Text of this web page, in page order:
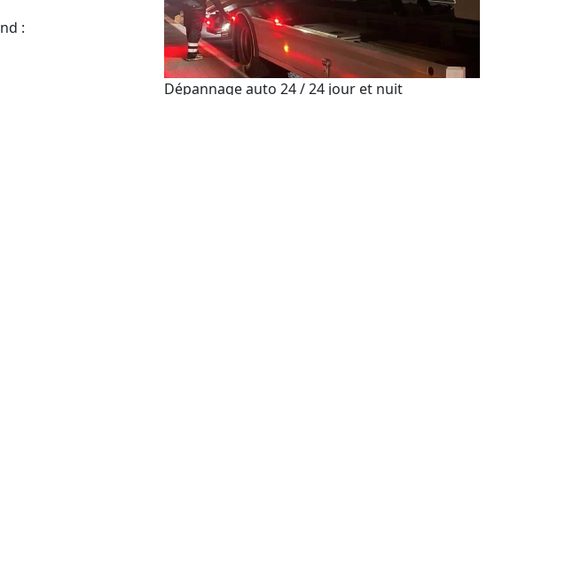
:
Dépannage auto 24 / 24 jour et nuit